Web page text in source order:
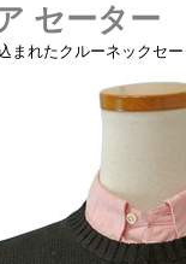
セーター
まれたクルーネックセ